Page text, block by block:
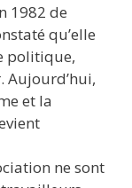
1982 de
qu’elle
politique,
et la
ne sont